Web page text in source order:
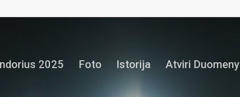
2025 Foto Istorija Atviri